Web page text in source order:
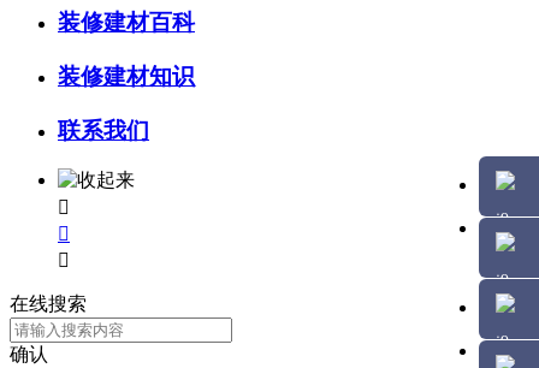
装修建材百科
装修建材知识
联系我们



在线搜索
确认